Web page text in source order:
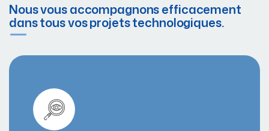
Nous vous accompagnons efficacement
dans tous vos projets technologiques.